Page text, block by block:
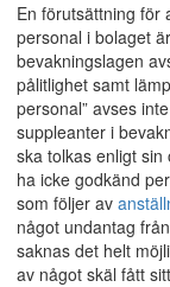
En förutsättning för
personal i bolaget
bevakningslagen
pålitlighet samt
personal” avses
suppleanter i
ska tolkas enligt
ha icke godkänd
som följer av
något undantag
saknas det helt
av något skäl fått